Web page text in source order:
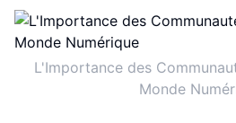
L'Importance des
Monde